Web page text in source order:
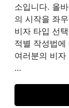
소입니다. 올
의 시작을 좌
비자 타입 선
적별 작성법
여러분의 비자
…